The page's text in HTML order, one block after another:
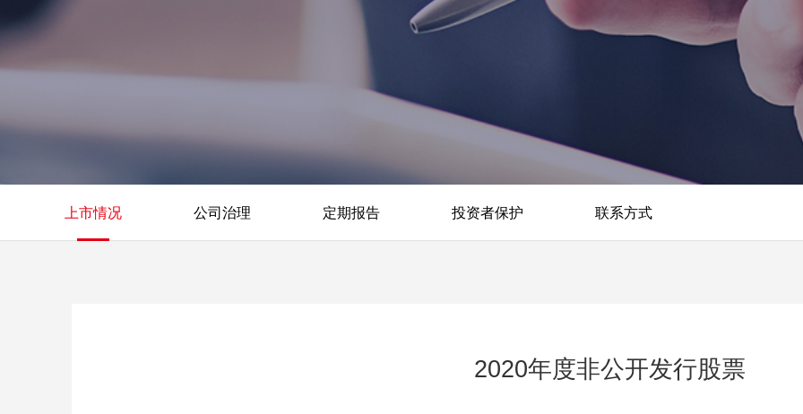
上市情况 公司治理 定期报告 投资者保护 联系方式
2020年度非公开发行股票